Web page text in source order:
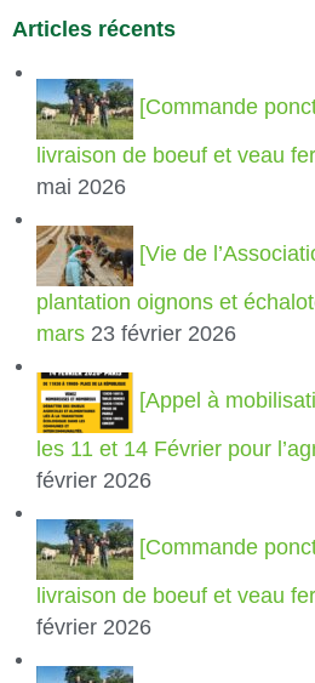
Articles récents
[Commande
livraison de boeuf et veau
mai 2026
[Vie de
plantation oignons et
mars 23 février 2026
[Appel à
les 11 et 14 Février pour
février 2026
[Commande
livraison de boeuf et veau
février 2026